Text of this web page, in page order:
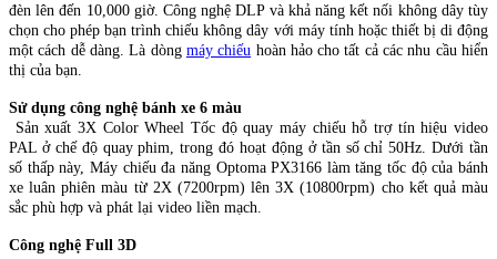
đèn lên đến 10,000 giờ. Công nghệ DLP và khả năng kết nối không dây tùy
chọn cho phép bạn trình chiếu không dây với máy tính hoặc thiết bị di động
một cách dễ dàng. Là dòng máy chiếu hoàn hảo cho tất cả các nhu cầu hiển
thị của bạn.
Sử dụng công nghệ bánh xe 6 màu
Sản xuất 3X Color Wheel Tốc độ quay máy chiếu hỗ trợ tín hiệu video
PAL ở chế độ quay phim, trong đó hoạt động ở tần số chỉ 50Hz. Dưới tần
số thấp này, Máy chiếu đa năng Optoma PX3166 làm tăng tốc độ của bánh
xe luân phiên màu từ 2X (7200rpm) lên 3X (10800rpm) cho kết quả màu
sắc phù hợp và phát lại video liền mạch.
Công nghệ Full 3D